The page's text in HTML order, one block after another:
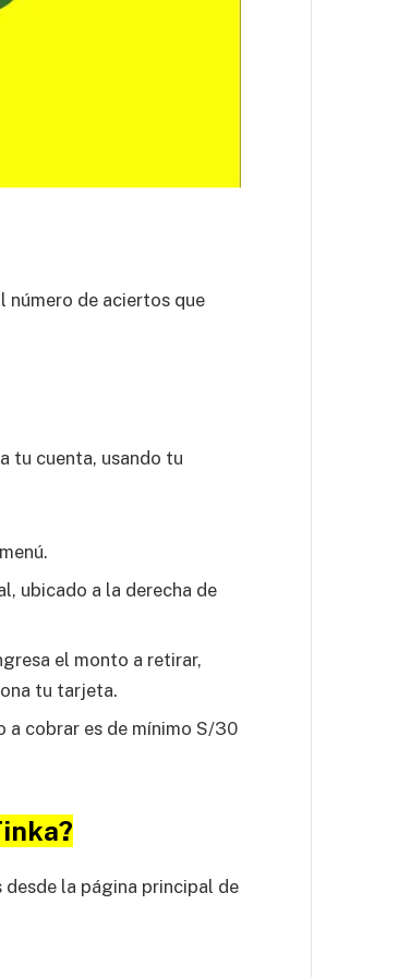
número de aciertos que
tu cuenta, usando tu
ubicado a la derecha de
el monto a retirar,
tu tarjeta.
cobrar es de mínimo S/30
la página principal de